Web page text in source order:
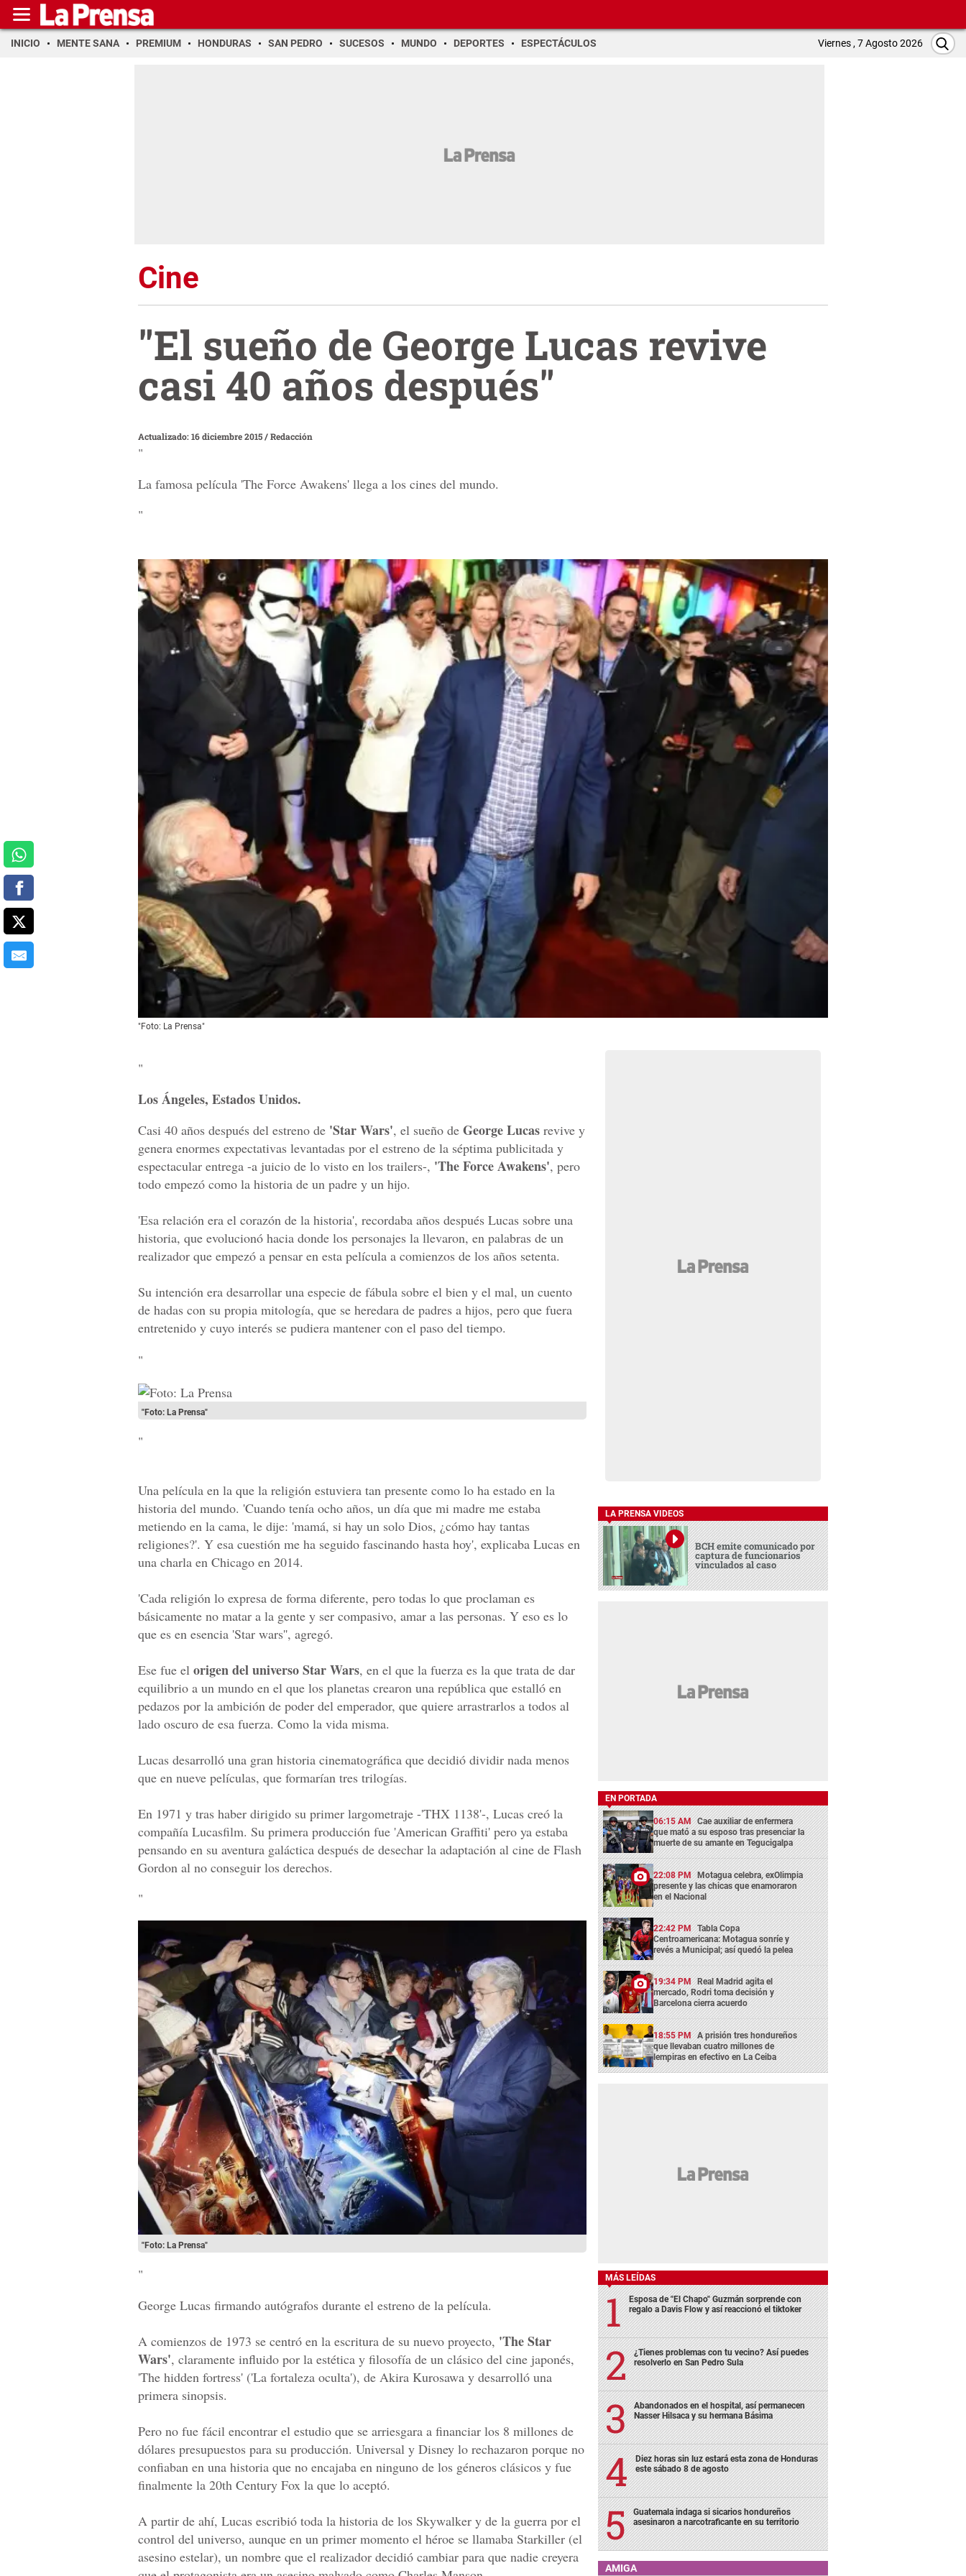
INICIO MENTE SANA PREMIUM HONDURAS SAN PEDRO SUCESOS MUNDO DEPORTES ESPECTÁCULOS Viernes , 7 Agosto 2026
Cine
"El sueño de George Lucas revive
casi 40 años después"
Actualizado: 16 diciembre 2015/Redacción
"
La famosa película 'The Force Awakens' llega a los cines del mundo.
"
"Foto: La Prensa"
"
Los Ángeles, Estados Unidos.
Casi 40 años después del estreno de 'Star Wars', el sueño de George Lucas revive y
genera enormes expectativas levantadas por el estreno de la séptima publicitada y
espectacular entrega -a juicio de lo visto en los trailers-, 'The Force Awakens', pero
todo empezó como la historia de un padre y un hijo.
'Esa relación era el corazón de la historia', recordaba años después Lucas sobre una
historia, que evolucionó hacia donde los personajes la llevaron, en palabras de un
realizador que empezó a pensar en esta película a comienzos de los años setenta.
Su intención era desarrollar una especie de fábula sobre el bien y el mal, un cuento
de hadas con su propia mitología, que se heredara de padres a hijos, pero que fuera
entretenido y cuyo interés se pudiera mantener con el paso del tiempo.
"
"Foto: La Prensa"
"
Una película en la que la religión estuviera tan presente como lo ha estado en la
historia del mundo. 'Cuando tenía ocho años, un día que mi madre me estaba
metiendo en la cama, le dije: 'mamá, si hay un solo Dios, ¿cómo hay tantas
religiones?'. Y esa cuestión me ha seguido fascinando hasta hoy', explicaba Lucas en
una charla en Chicago en 2014.
'Cada religión lo expresa de forma diferente, pero todas lo que proclaman es
básicamente no matar a la gente y ser compasivo, amar a las personas. Y eso es lo
que es en esencia 'Star wars'', agregó.
Ese fue el origen del universo Star Wars, en el que la fuerza es la que trata de dar
equilibrio a un mundo en el que los planetas crearon una república que estalló en
pedazos por la ambición de poder del emperador, que quiere arrastrarlos a todos al
lado oscuro de esa fuerza. Como la vida misma.
Lucas desarrolló una gran historia cinematográfica que decidió dividir nada menos
que en nueve películas, que formarían tres trilogías.
En 1971 y tras haber dirigido su primer largometraje -'THX 1138'-, Lucas creó la
compañía Lucasfilm. Su primera producción fue 'American Graffiti' pero ya estaba
pensando en su aventura galáctica después de desechar la adaptación al cine de Flash
Gordon al no conseguir los derechos.
"
"Foto: La Prensa"
"
George Lucas firmando autógrafos durante el estreno de la película.
A comienzos de 1973 se centró en la escritura de su nuevo proyecto, 'The Star
Wars', claramente influido por la estética y filosofía de un clásico del cine japonés,
'The hidden fortress' ('La fortaleza oculta'), de Akira Kurosawa y desarrolló una
primera sinopsis.
Pero no fue fácil encontrar el estudio que se arriesgara a financiar los 8 millones de
dólares presupuestos para su producción. Universal y Disney lo rechazaron porque no
confiaban en una historia que no encajaba en ninguno de los géneros clásicos y fue
finalmente la 20th Century Fox la que lo aceptó.
A partir de ahí, Lucas escribió toda la historia de los Skywalker y de la guerra por el
control del universo, aunque en un primer momento el héroe se llamaba Starkiller (el
asesino estelar), un nombre que el realizador decidió cambiar para que nadie creyera
LA PRENSA VIDEOS
BCH emite comunicado por
captura de funcionarios
vinculados al caso
EN PORTADA
06:15 AM Cae auxiliar de enfermera
que mató a su esposo tras presenciar la
muerte de su amante en Tegucigalpa
22:08 PM Motagua celebra, exOlimpia
presente y las chicas que enamoraron
en el Nacional
22:42 PM Tabla Copa
Centroamericana: Motagua sonríe y
revés a Municipal; así quedó la pelea
19:34 PM Real Madrid agita el
mercado, Rodri toma decisión y
Barcelona cierra acuerdo
18:55 PM A prisión tres hondureños
que llevaban cuatro millones de
lempiras en efectivo en La Ceiba
MÁS LEÍDAS
Esposa de "El Chapo" Guzmán sorprende con
regalo a Davis Flow y así reaccionó el tiktoker
¿Tienes problemas con tu vecino? Así puedes
resolverlo en San Pedro Sula
Abandonados en el hospital, así permanecen
Nasser Hilsaca y su hermana Básima
Diez horas sin luz estará esta zona de Honduras
este sábado 8 de agosto
Guatemala indaga si sicarios hondureños
asesinaron a narcotraficante en su territorio
AMIGA